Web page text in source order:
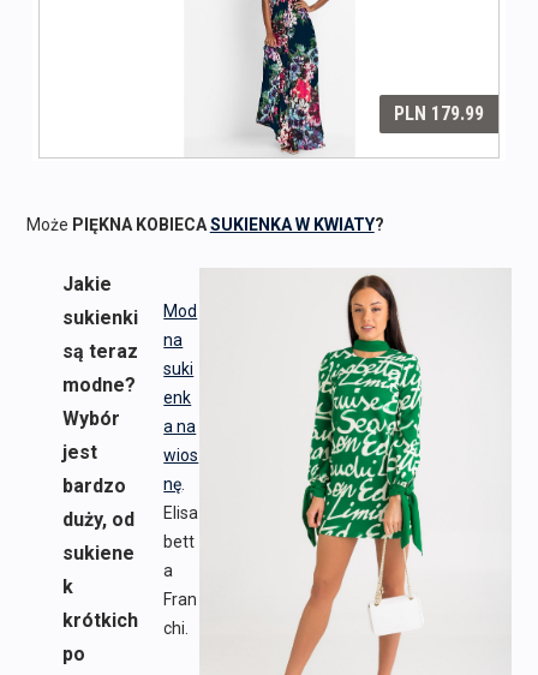
Może PIĘKNA KOBIECASUKIENKA W KWIATY?
Mod
na
suki
enk
a na
wios
nę.
Elisa
bett
a
Fran
chi.
Jakie
sukienki
są teraz
modne?
Wybór
jest
bardzo
duży, od
sukiene
k
krótkich
po